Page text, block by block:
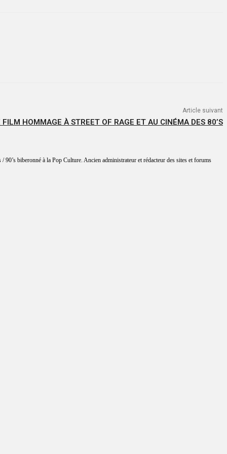
Article suivant
HOMMAGE À STREET OF RAGE ET AU CINÉMA DES 80’S
biberonné à la Pop Culture. Ancien administrateur et rédacteur des sites et forums